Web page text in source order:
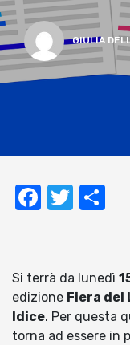
GIULIA
Si terrà da lunedì
edizione Fiera
Idice. Per questa
torna ad essere in